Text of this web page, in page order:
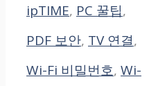
그
ipTIME, PC 꿀팁,
PDF 보안, TV 연결,
Wi-Fi 비밀번호, Wi-